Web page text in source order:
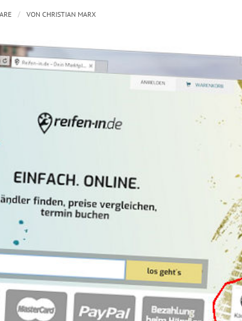
/ VON CHRISTIAN MARX